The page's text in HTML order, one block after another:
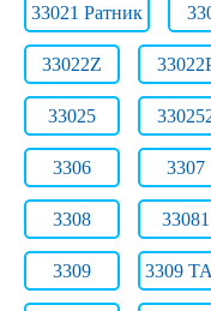
33021 Ратник
33022Z
33025
3306 3307
3308 33081
3309 3309